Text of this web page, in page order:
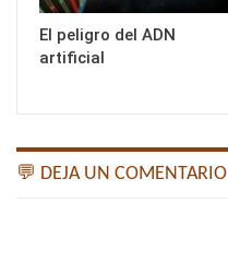
El peligro del ADN
artificial
💬 DEJA UN COMENTARIO